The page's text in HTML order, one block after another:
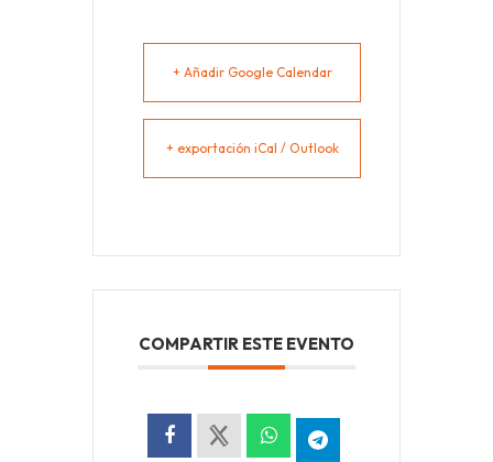
+ Añadir Google Calendar
+ exportación iCal / Outlook
COMPARTIR ESTE EVENTO